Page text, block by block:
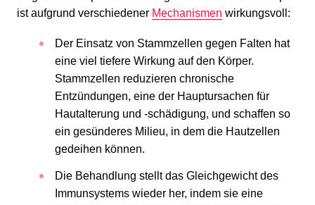
ist aufgrund verschiedener Mechanismen wirkungsvoll:
Der Einsatz von Stammzellen gegen Falten hat
eine viel tiefere Wirkung auf den Körper.
Stammzellen reduzieren chronische
Entzündungen, eine der Hauptursachen für
Hautalterung und -schädigung, und schaffen so
ein gesünderes Milieu, in dem die Hautzellen
gedeihen können.
Die Behandlung stellt das Gleichgewicht des
Immunsystems wieder her, indem sie eine